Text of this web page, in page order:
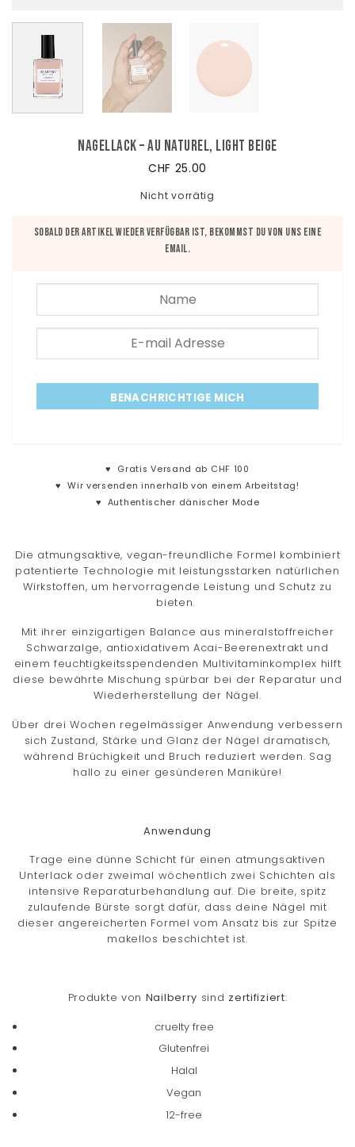
Nagellack – Au Naturel, Light Beige
CHF 25.00
Nicht vorrätig
Sobald der Artikel wieder verfügbar ist, bekommst du von uns eine
Email.
BENACHRICHTIGE MICH
♥ Gratis Versand ab CHF 100
♥Wir versenden innerhalb von einem Arbeitstag!
♥ Authentischer dänischer Mode
Die atmungsaktive, vegan-freundliche Formel kombiniert
patentierte Technologie mit leistungsstarken natürlichen
Wirkstoffen, um hervorragende Leistung und Schutz zu
bieten.
Mit ihrer einzigartigen Balance aus mineralstoffreicher
Schwarzalge, antioxidativem Acai-Beerenextrakt und
einem feuchtigkeitsspendenden Multivitaminkomplex hilft
diese bewährte Mischung spürbar bei der Reparatur und
Wiederherstellung der Nägel.
Über drei Wochen regelmässiger Anwendung verbessern
sich Zustand, Stärke und Glanz der Nägel dramatisch,
während Brüchigkeit und Bruch reduziert werden. Sag
hallo zu einer gesünderen Maniküre!
Anwendung
Trage eine dünne Schicht für einen atmungsaktiven
Unterlack oder zweimal wöchentlich zwei Schichten als
intensive Reparaturbehandlung auf. Die breite, spitz
zulaufende Bürste sorgt dafür, dass deine Nägel mit
dieser angereicherten Formel vom Ansatz bis zur Spitze
makellos beschichtet ist.
Produkte von Nailberry sind zertifiziert:
cruelty free
Glutenfrei
Halal
Vegan
12-free